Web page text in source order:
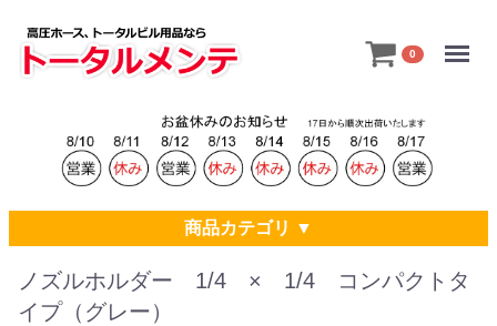
0
商品カテゴリ ▼
ノズルホルダー 1/4 × 1/4 コンパクトタ
イプ（グレー）